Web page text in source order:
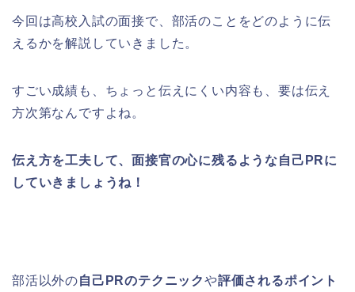
今回は高校入試の面接で、部活のことをどのように伝
えるかを解説していきました。
すごい成績も、ちょっと伝えにくい内容も、要は伝え
方次第なんですよね。
伝え方を工夫して、面接官の心に残るような自己PRに
していきましょうね！
部活以外の自己PRのテクニックや評価されるポイント